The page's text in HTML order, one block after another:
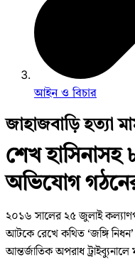
আইন ও বিচার
জাহাজবাড়ি হত্যা
শেখ হাসিনাসহ
অভিযোগ
২০১৬ সালের ২৫ জুলাই
আটকে রেখে কথিত ‘জঙ্গি
আন্তর্জাতিক অপরাধ